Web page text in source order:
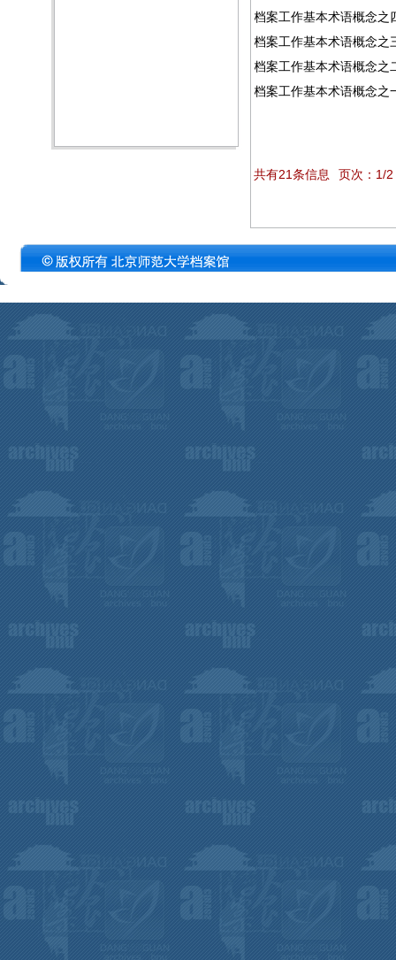
档案工作基本术语概念之
档案工作基本术语概念之
档案工作基本术语概念之
档案工作基本术语概念之
共有21条信息 页次：1/2